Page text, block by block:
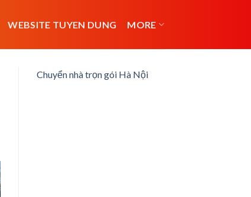
WEBSITE TUYEN DUNG MORE
Chuyển nhà trọn gói Hà Nội